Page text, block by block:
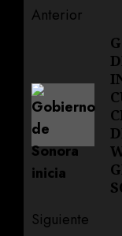
Anterior
Siguiente